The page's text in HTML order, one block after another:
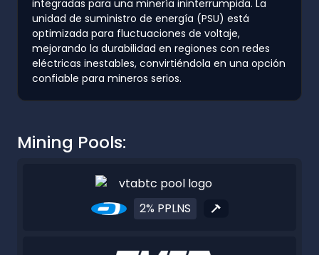
integradas para una minería ininterrumpida. La
unidad de suministro de energía (PSU) está
optimizada para fluctuaciones de voltaje,
mejorando la durabilidad en regiones con redes
eléctricas inestables, convirtiéndola en una opción
confiable para mineros serios.
Mining Pools:
2% PPLNS